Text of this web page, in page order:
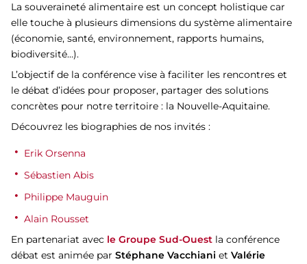
La souveraineté alimentaire est un concept holistique car
elle touche à plusieurs dimensions du système alimentaire
(économie, santé, environnement, rapports humains,
biodiversité…).
L’objectif de la conférence vise à faciliter les rencontres et
le débat d’idées pour proposer, partager des solutions
concrètes pour notre territoire : la Nouvelle-Aquitaine.
Découvrez les biographies de nos invités :
Erik Orsenna
Sébastien Abis
Philippe Mauguin
Alain Rousset
En partenariat avec le Groupe Sud-Ouest la conférence
débat est animée par Stéphane Vacchiani et Valérie